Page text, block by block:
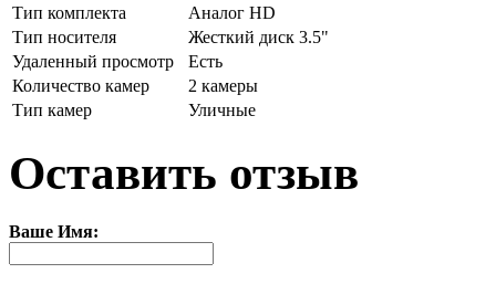
Тип комплекта
Аналог HD
Тип носителя
Жесткий диск 3.5"
Удаленный просмотр
Есть
Количество камер
2 камеры
Тип камер
Уличные
Оставить отзыв
Ваше Имя: